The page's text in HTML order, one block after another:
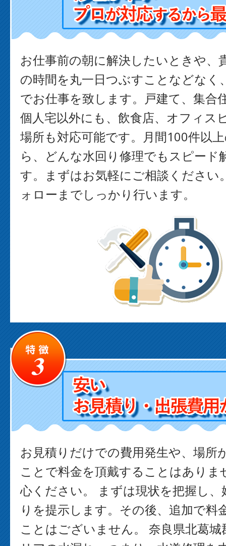
お仕事前の朝に解決したいときや、
の時間を丸一日つぶすことなどなく
でお仕事を致します。戸建て、集合
個人宅以外にも、飲食店、オフィス
場所も対応可能です。月間100件以
ら、どんな水回り修理でもスピード
す。まずはお気軽にご相談ください
ォローまでしっかり行います。
お見積りだけでの費用発生や、場所
ことで料金を頂戴することはありま
心ください。 まずは現状を把握し
りを提示します。その後、追加で料
ことはございません。 奈良県北葛城